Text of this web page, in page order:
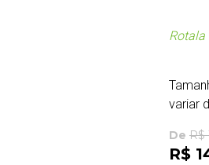
variar
De R$
R$